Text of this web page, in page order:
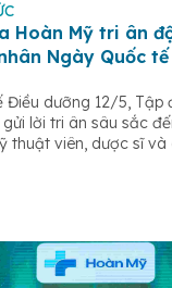
Hoàn Mỹ tri ân
Ngày Quốc
dưỡng 12/5, Tập
lời tri ân sâu sắc
thuật viên, dược sĩ
[…]